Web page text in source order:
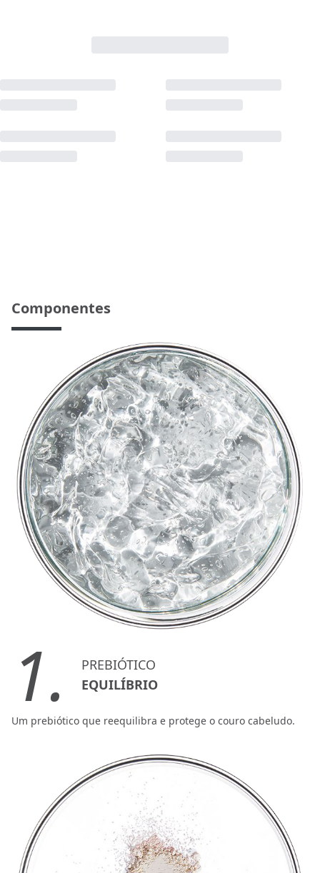
Componentes
1.
PREBIÓTICO
EQUILÍBRIO
Um prebiótico que reequilibra e protege o couro cabeludo.